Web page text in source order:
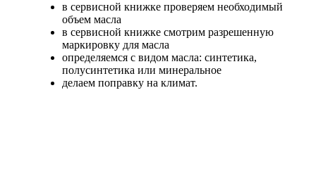
в сервисной книжке проверяем необходимый
объем масла
в сервисной книжке смотрим разрешенную
маркировку для масла
определяемся с видом масла: синтетика,
полусинтетика или минеральное
делаем поправку на климат.